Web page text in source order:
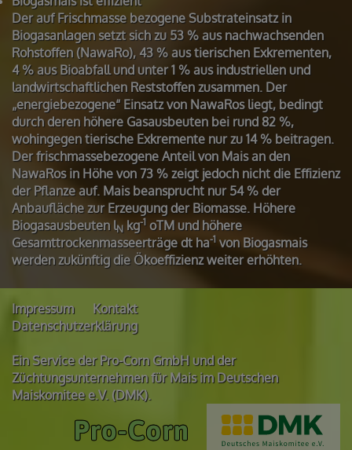
Der auf Frischmasse bezogene Substrateinsatz in
Biogasanlagen setzt sich zu 53 % aus nachwachsenden
Rohstoffen (NawaRo), 43 % aus tierischen Exkrementen,
4 % aus Bioabfall und unter 1 % aus industriellen und
landwirtschaftlichen Reststoffen zusammen. Der
„energiebezogene“ Einsatz von NawaRos liegt, bedingt
durch deren höhere Gasausbeuten bei rund 82 %,
wohingegen tierische Exkremente nur zu 14 % beitragen.
Der frischmassebezogene Anteil von Mais an den
NawaRos in Höhe von 73 % zeigt jedoch nicht die Effizienz
der Pflanze auf. Mais beansprucht nur 54 % der
Anbaufläche zur Erzeugung der Biomasse. Höhere
Biogasausbeuten lN kg-1 oTM und höhere
Gesamttrockenmasseerträge dt ha-1 von Biogasmais
werden zukünftig die Ökoeffizienz weiter erhöhten.
Impressum
Kontakt
Datenschutzerklärung
Ein Service der Pro-Corn GmbH und der
Züchtungsunternehmen für Mais im Deutschen
Maiskomitee e.V. (DMK).